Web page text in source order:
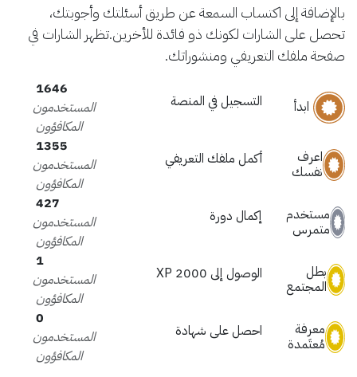
بالإضافة إلى اكتساب السمعة عن طريق أسئلتك وأجوبتك،
تحصل على الشارات لكونك ذو فائدة للأخرين.تظهر الشارات في
صفحة ملفك التعريفي ومنشوراتك.
ابدأ التسجيل في المنصة
1646
المستخدمون
المكافؤون
اعرف
نفسك
أكمل ملفك التعريفي
1355
المستخدمون
المكافؤون
مستخدم
متمرس
إكمال دورة
427
المستخدمون
المكافؤون
بطل
المجتمع
الوصول إلى 2000 XP
1
المستخدمون
المكافؤون
معرفة
مُعتَمدة
احصل على شهادة
0
المستخدمون
المكافؤون